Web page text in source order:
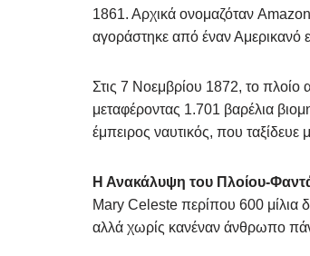
1861. Αρχικά ονομαζόταν
αγοράστηκε από έναν Αμερικανό
Στις 7 Νοεμβρίου 1872, το
μεταφέροντας 1.701 βαρέλια
έμπειρος ναυτικός, που
Η Ανακάλυψη του Πλοίου-
Mary Celeste περίπου 600 μίλια
αλλά χωρίς κανέναν άνθρωπο